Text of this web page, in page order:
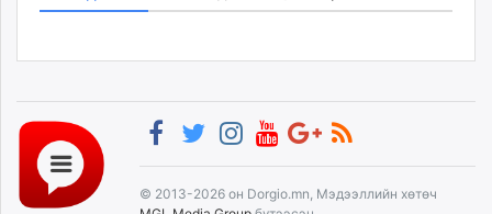
© 2013-2026 он Dorgio.mn, Мэдээллийн хөтөч